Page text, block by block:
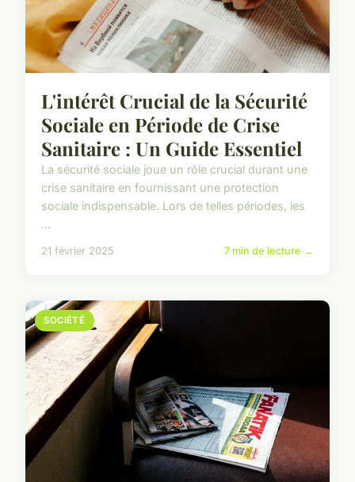
L'intérêt Crucial de la Sécurité
Sociale en Période de Crise
Sanitaire : Un Guide Essentiel
La sécurité sociale joue un rôle crucial durant une
crise sanitaire en fournissant une protection
sociale indispensable. Lors de telles périodes, les
...
21 février 2025 7 min de lecture →
SOCIÉTÉ